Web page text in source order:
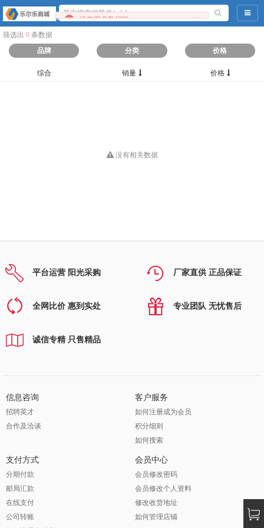
导航
筛选出 0 条数据
品牌
分类 价格
综合 销量 价格
没有相关数据
平台运营 阳光采购 厂家直供 正品保证
全网比价 惠到实处 专业团队 无忧售后
诚信专精 只售精品
信息咨询
招聘英才
合作及洽谈
客户服务
如何注册成为会员
积分细则
如何搜索
支付方式
分期付款
邮局汇款
在线支付
公司转账
会员中心
会员修改密码
会员修改个人资料
修改收货地址
如何管理店铺
×
没有更多数据啦